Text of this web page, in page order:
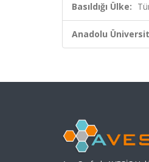
Basıldığı Ülke:
Anadolu